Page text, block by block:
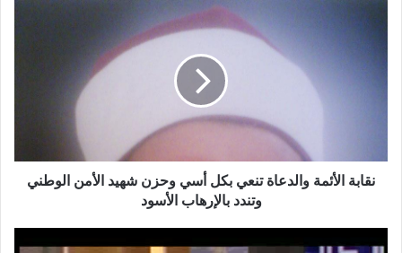
خطبة الجمعة القادمة من دروس وعبر معجزة
الإسراء والمعراج (جبر الخواطر) للدكتور مسعد
الشايب
نقابة الأئمة والدعاة تنعي بكل أسي وحزن شهيد الأمن الوطني
وتندد بالإرهاب الأسود